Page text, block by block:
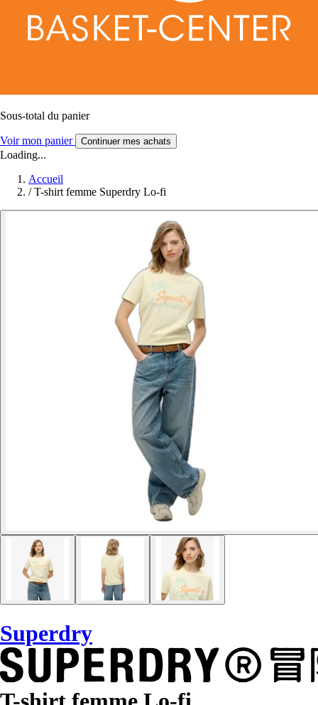
Sous-total du panier
Voir mon panier Continuer mes achats
Loading...
Accueil
/ T-shirt femme Superdry Lo-fi
Superdry